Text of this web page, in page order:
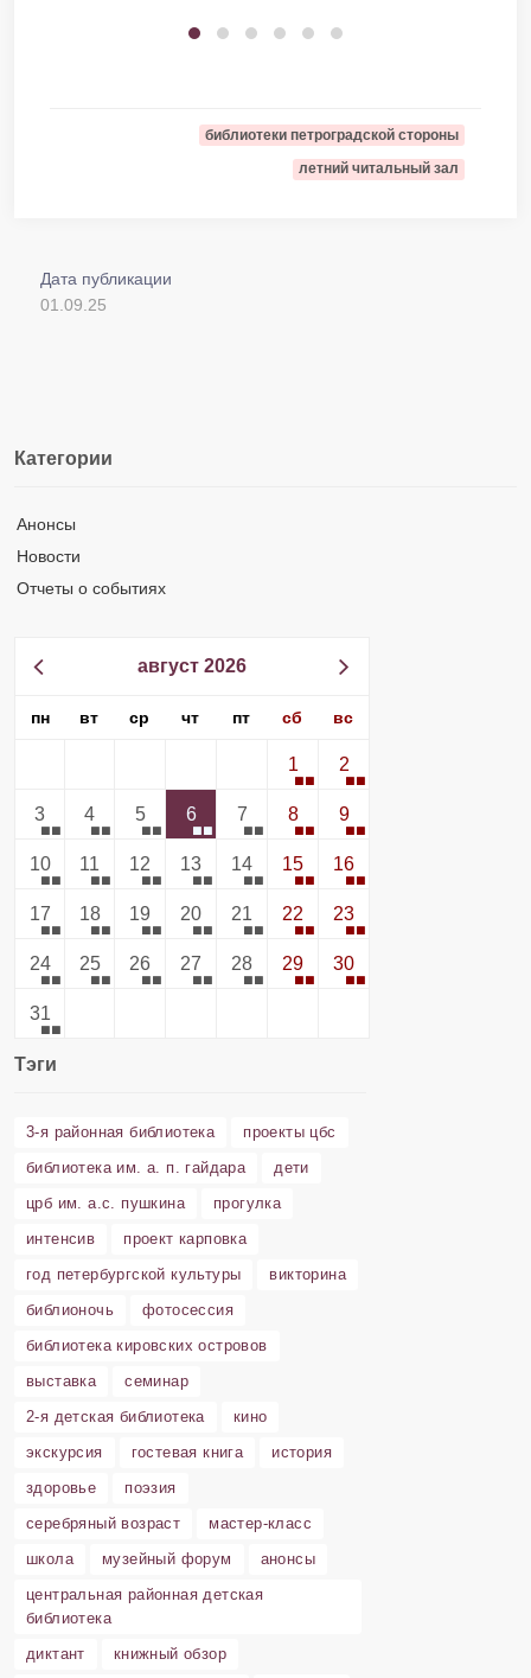
библиотеки петроградской стороны
летний читальный зал
Дата публикации
01.09.25
Категории
Анонсы
Новости
Отчеты о событиях
август 2026
пн вт ср чт пт сб вс
1 2
3 4 5 6 7 8 9
10 11 12 13 14 15 16
17 18 19 20 21 22 23
24 25 26 27 28 29 30
31
Тэги
3-я районная библиотека
проекты цбс
библиотека им. а. п. гайдара
дети
црб им. а.с. пушкина
прогулка
интенсив
проект карповка
год петербургской культуры
викторина
библионочь
фотосессия
библиотека кировских островов
выставка
семинар
2-я детская библиотека
кино
экскурсия
гостевая книга
история
здоровье
поэзия
серебряный возраст
мастер-класс
школа
музейный форум
анонсы
центральная районная детская
библиотека
диктант
книжный обзор